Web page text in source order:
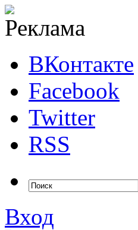
ВКонтакте
Facebook
Twitter
RSS
Вход